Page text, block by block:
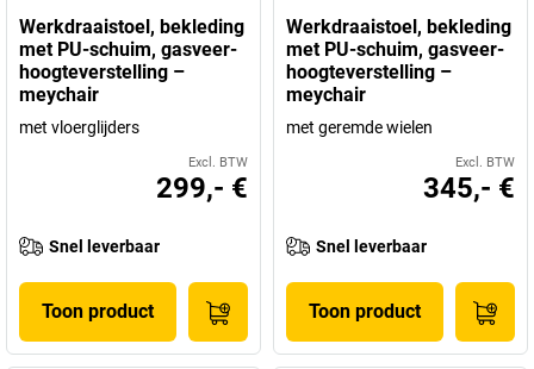
Werkdraaistoel, bekleding
met PU-schuim, gasveer-
hoogteverstelling –
meychair
met vloerglijders
Excl. BTW
299,- €
Snel leverbaar
Toon product
Werkdraaistoel, bekleding
met PU-schuim, gasveer-
hoogteverstelling –
meychair
met geremde wielen
Excl. BTW
345,- €
Snel leverbaar
Toon product